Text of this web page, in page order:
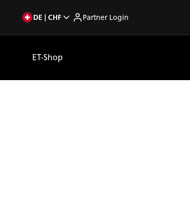
DE | CHF Partner Login
ET-Shop